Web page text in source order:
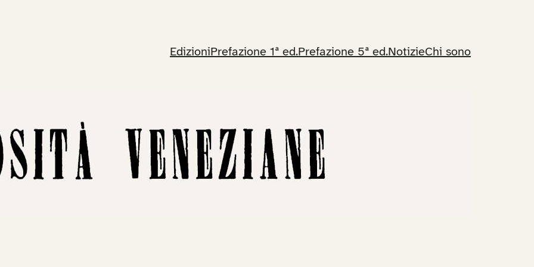
EdizioniPrefazione 1ª ed.Prefazione 5ª ed.NotizieChi sono